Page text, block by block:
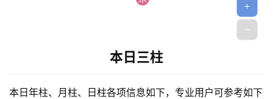
本日三柱
本日年柱、月柱、日柱各项信息如下，专业用户可参考如下